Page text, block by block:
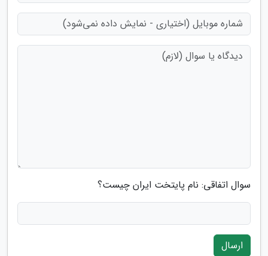
سوال اتفاقی: نام پایتخت ایران چیست؟
ارسال